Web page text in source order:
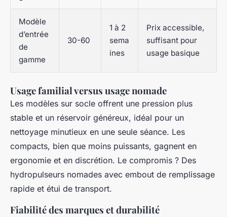
Modèle
d’entrée
de
gamme
30-60
1 à 2
sema
ines
Prix accessible,
suffisant pour
usage basique
Usage familial versus usage nomade
Les modèles sur socle offrent une pression plus
stable et un réservoir généreux, idéal pour un
nettoyage minutieux en une seule séance. Les
compacts, bien que moins puissants, gagnent en
ergonomie et en discrétion. Le compromis ? Des
hydropulseurs nomades avec embout de remplissage
rapide et étui de transport.
Fiabilité des marques et durabilité